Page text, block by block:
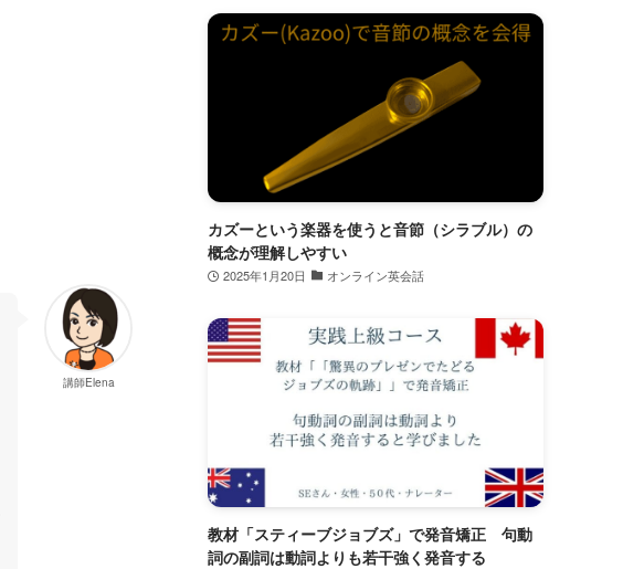
講師Elena
カズーという楽器を使うと音節（シラブル）の
概念が理解しやすい
2025年1月20日 オンライン英会話
教材「スティーブジョブズ」で発音矯正 句動
詞の副詞は動詞よりも若干強く発音する